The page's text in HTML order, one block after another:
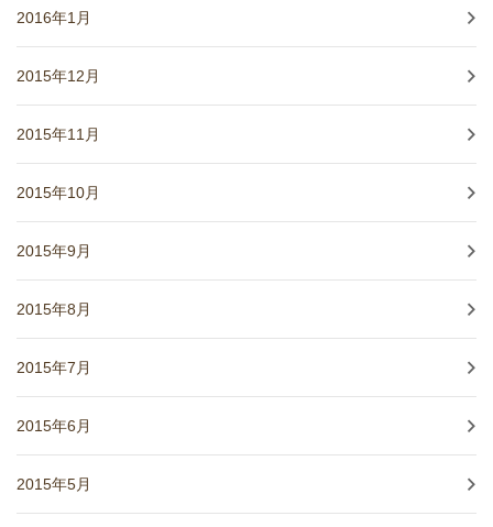
2016年1月
2015年12月
2015年11月
2015年10月
2015年9月
2015年8月
2015年7月
2015年6月
2015年5月